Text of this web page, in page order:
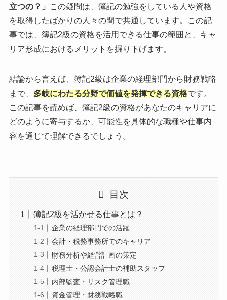
立つの？」
この疑問は、簿記の勉強をしている人や資格
を取得したばかりの人々の間で共通しています。この記
事では、簿記2級の資格を活用できる仕事の範囲と、キャ
リア形成におけるメリットを掘り下げます。
結論から言えば、簿記2級は企業の経理部門から財務戦略
まで、 多岐にわたる分野で価値を発揮できる資格です。
この記事を読めば、簿記2級の資格があなたのキャリアに
どのように寄与するか、可能性を具体的な職種や仕事内
容を通じて理解できるでしょう。
目次
簿記2級を活かせる仕事とは？
企業の経理部門での活躍
会計・税務事務所でのキャリア
財務分析や経営計画の策定
税理士・公認会計士の補助スタッフ
内部監査・リスク管理職
資金管理・財務戦略職